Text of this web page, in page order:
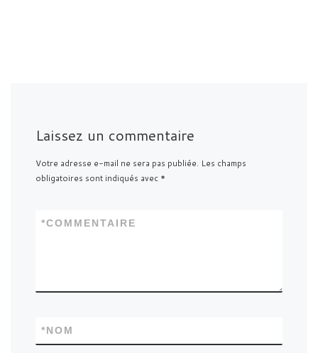
Laissez un commentaire
Votre adresse e-mail ne sera pas publiée. Les champs
obligatoires sont indiqués avec *
COMMENTAIRE
*
NOM
*